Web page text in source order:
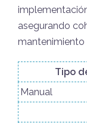
asegurando
mantenimiento
Tipo
Manual